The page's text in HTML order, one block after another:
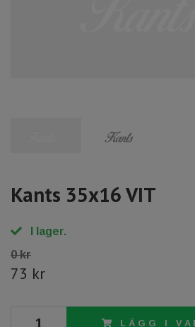
Kants 35x16 VIT
I lager.
0 kr
73 kr
LÄGG I